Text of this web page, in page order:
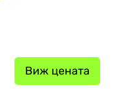
Виж цената